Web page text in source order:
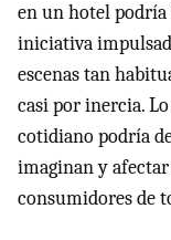
en un hotel podría
iniciativa
escenas tan
casi por inercia.
cotidiano podría
imaginan y afectar
consumidores de